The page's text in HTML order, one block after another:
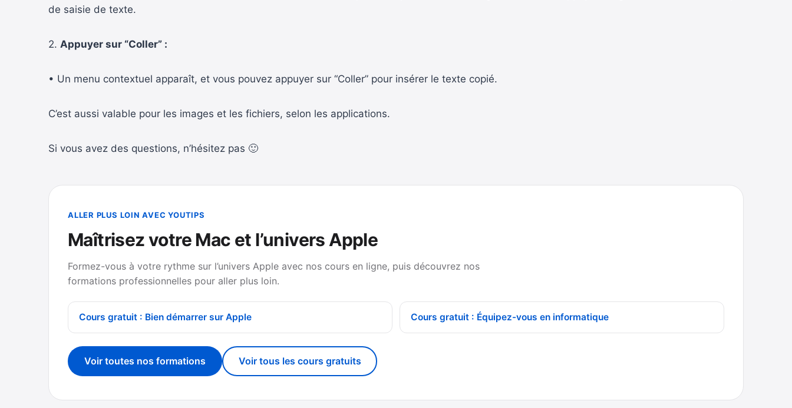
de saisie de texte.
2. Appuyer sur “Coller” :
• Un menu contextuel apparaît, et vous pouvez appuyer sur “Coller” pour insérer le texte copié.
C’est aussi valable pour les images et les fichiers, selon les applications.
Si vous avez des questions, n’hésitez pas 🙂
ALLER PLUS LOIN AVEC YOUTIPS
Maîtrisez votre Mac et l’univers Apple
Formez-vous à votre rythme sur l’univers Apple avec nos cours en ligne, puis découvrez nos
formations professionnelles pour aller plus loin.
Cours gratuit : Bien démarrer sur Apple Cours gratuit : Équipez-vous en informatique
Voir toutes nos formations Voir tous les cours gratuits